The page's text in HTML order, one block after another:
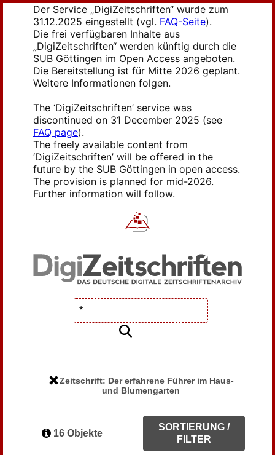
Der Service „DigiZeitschriften“ wurde zum
31.12.2025 eingestellt (vgl. FAQ-Seite).
Die frei verfügbaren Inhalte aus
„DigiZeitschriften“ werden künftig durch die
SUB Göttingen im Open Access angeboten.
Die Bereitstellung ist für Mitte 2026 geplant.
Weitere Informationen folgen.
The ‘DigiZeitschriften’ service was
discontinued on 31 December 2025 (see
FAQ page).
The freely available content from
‘DigiZeitschriften’ will be offered in the
future by the SUB Göttingen in open access.
The provision is planned for mid-2026.
Further information will follow.
Zeitschrift: Der erfahrene Führer im Haus-
und Blumengarten
16 Objekte
SORTIERUNG /
FILTER